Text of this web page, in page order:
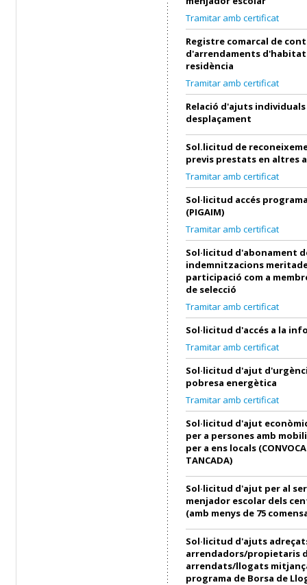
Tramitar amb certificat
Registre comarcal de
d'arrendaments
residència
Tramitar amb certificat
Relació d'ajuts
desplaçament
Sol.licitud de
previs prestats en altres
Tramitar amb certificat
Sol·licitud accés
(PIGAIM)
Tramitar amb certificat
Sol·licitud d'abonament
indemnitzacions
participació com a
de selecció
Tramitar amb certificat
Sol·licitud d'accés a la
Tramitar amb certificat
Sol·licitud d'ajut
pobresa energètica
Tramitar amb certificat
Sol·licitud d'ajut
per a persones amb
per a ens locals
TANCADA)
Sol·licitud d'ajut per al
menjador escolar dels
(amb menys de 75
Sol·licitud d'ajuts
arrendadors/propietaris
arrendats/llogats
programa de Borsa de